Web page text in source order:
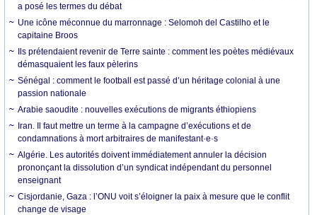
a posé les termes du débat
Une icône méconnue du marronnage : Selomoh del Castilho et le
capitaine Broos
Ils prétendaient revenir de Terre sainte : comment les poètes médiévaux
démasquaient les faux pèlerins
Sénégal : comment le football est passé d’un héritage colonial à une
passion nationale
Arabie saoudite : nouvelles exécutions de migrants éthiopiens
Iran. Il faut mettre un terme à la campagne d’exécutions et de
condamnations à mort arbitraires de manifestant·e·s
Algérie. Les autorités doivent immédiatement annuler la décision
prononçant la dissolution d’un syndicat indépendant du personnel
enseignant
Cisjordanie, Gaza : l’ONU voit s’éloigner la paix à mesure que le conflit
change de visage